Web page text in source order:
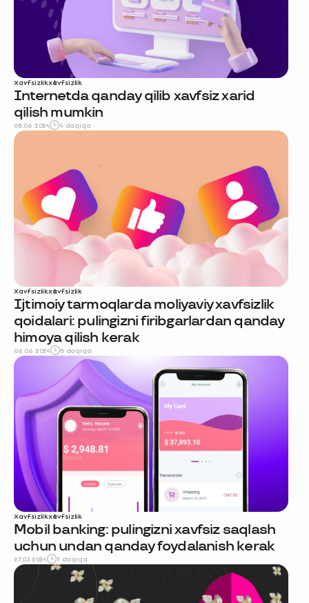
Xavfsizlikxavfsizlik
Internetda qanday qilib xavfsiz xarid
qilish mumkin
08.06.2024 4 daqiqa
Xavfsizlikxavfsizlik
Ijtimoiy tarmoqlarda moliyaviy xavfsizlik
qoidalari: pulingizni firibgarlardan qanday
himoya qilish kerak
06.06.2024 8 daqiqa
Xavfsizlikxavfsizlik
Mobil banking: pulingizni xavfsiz saqlash
uchun undan qanday foydalanish kerak
27.03.2024 7 daqiqa